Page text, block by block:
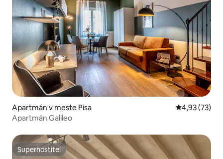
Apartmán v meste Pisa Priemerné
4,93 (73)
Apartmán Galileo
Superhostiteľ
Superhostiteľ